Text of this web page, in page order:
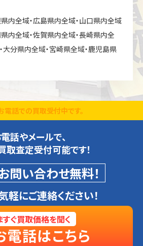
内全域・広島県内全域・山口県内全域
内全域・佐賀県内全域・長崎県内全
大分県内全域・宮崎県全域・鹿児島県
電話での買取受付中です。
話やメールで、
取査定受付可能です！
問い合わせ無料！
軽にご連絡ください！
すぐ買取価格を聞く
電話はこちら